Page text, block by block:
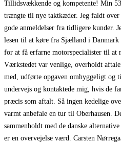
Tillidsvækkende og kompetente! Min
trængte til nye taktkæder. Jeg faldt
gode anmeldelser fra tidligere kunder.
lesen til at køre fra Sjælland i Danmark
for at få erfarne motorspecialister til at
Værkstedet var venlige, overholdt
med, udførte opgaven omhyggeligt
undervejs og kontaktede mig, hvis de
præcis som aftalt. Så ingen kedelige
varmt anbefale en tur til Oberhausen.
sammenholdt med de danske
er en overvejelse værd. Carsten